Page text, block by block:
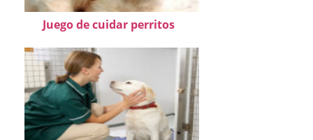
Juego de cuidar perritos